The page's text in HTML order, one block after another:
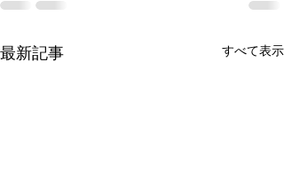
最新記事 すべて表示